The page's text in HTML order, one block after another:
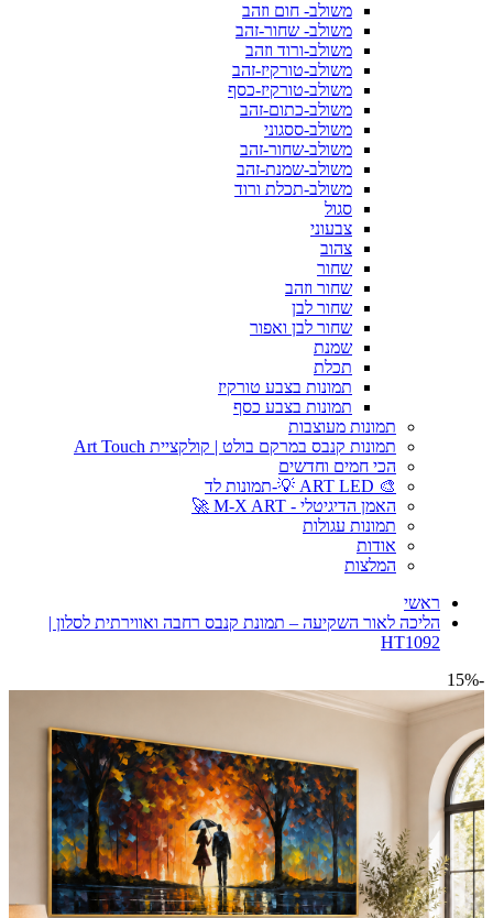
משולב- חום וזהב
משולב- שחור-זהב
משולב-ורוד וזהב
משולב-טורקיז-זהב
משולב-טורקיז-כסף
משולב-כתום-זהב
משולב-ססגוני
משולב-שחור-זהב
משולב-שמנת-זהב
משולב-תכלת ורוד
סגול
צבעוני
צהוב
שחור
שחור וזהב
שחור לבן
שחור לבן ואפור
שמנת
תכלת
תמונות בצבע טורקיז
תמונות בצבע כסף
תמונות מעוצבות
תמונות קנבס במרקם בולט | קולקציית Art Touch
הכי חמים וחדשים
🎨 ART LED 💡-תמונות לד
האמן הדיגיטלי - M-X ART 🚀
תמונות עגולות
אודות
המלצות
ראשי
הליכה לאור השקיעה – תמונת קנבס רחבה ואווירתית לסלון |
HT1092
-15%